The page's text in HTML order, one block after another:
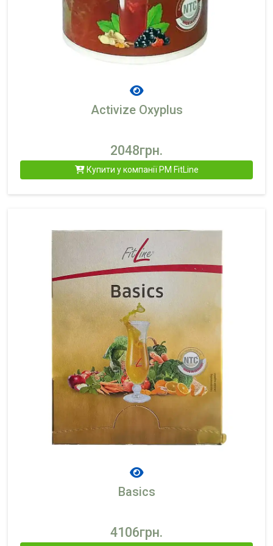
Activize Oxyplus
2048грн.
Купити у компанії PM FitLine
Basics
4106грн.